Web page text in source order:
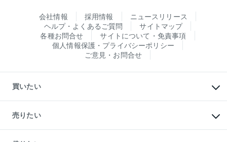
会社情報 採用情報
ニュースリリース
ヘルプ・よくあるご質問
サイトマップ
各種お問合せ
サイトについて・免責事項
個人情報保護・プライバシーポリシー
ご意見・お問合せ
買いたい
新築・分譲マンションの購入
中古マンションの購入
一戸建ての購入
売りたい